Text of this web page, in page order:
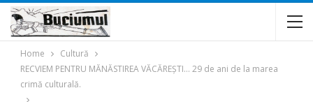
Home
Cultură
RECVIEM PENTRU MĂNĂSTIREA VĂCĂREŞTI… 29 de ani de la marea
crimă culturală.